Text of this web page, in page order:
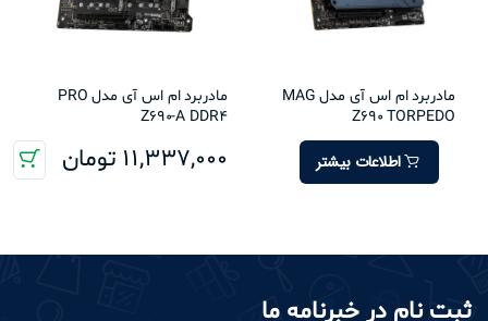
مادربرد ام اس آی مدل MAG
Z690 TORPEDO
اطلاعات بیشتر
مادربرد ام اس آی مدل PRO
Z690-A DDR4
11,337,000 تومان
ثبت نام در خبرنامه ما